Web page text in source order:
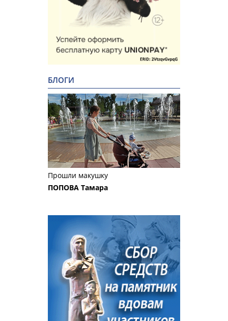
БЛОГИ
Прошли макушку
ПОПОВА Тамара